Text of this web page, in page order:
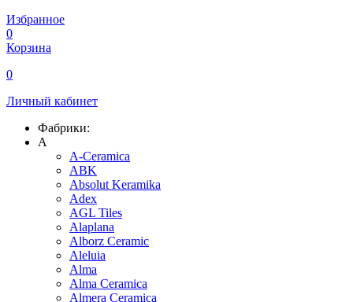
Избранное
0
Корзина
0
Личный кабинет
Фабрики:
A
A-Ceramica
ABK
Absolut Keramika
Adex
AGL Tiles
Alaplana
Alborz Ceramic
Aleluia
Alma
Alma Ceramica
Almera Ceramica